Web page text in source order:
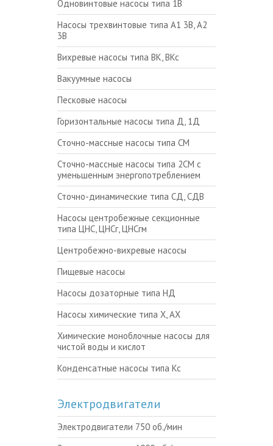
Одновинтовые насосы типа 1В
Насосы трехвинтовые типа А1 3В, А2
3В
Вихревые насосы типа ВК, ВКс
Вакуумные насосы
Песковые насосы
Горизонтальные насосы типа Д, 1Д
Сточно-массные насосы типа СМ
Сточно-массные насосы типа 2СМ с
уменьшенным энергопотреблением
Сточно-динамические типа СД, СДВ
Насосы центробежные секционные
типа ЦНС, ЦНСг, ЦНСгм
Центробежно-вихревые насосы
Пищевые насосы
Насосы дозаторные типа НД
Насосы химические типа Х, АХ
Химические моноблочные насосы для
чистой воды и кислот
Конденсатные насосы типа Кс
Электродвигатели
Электродвигатели 750 об./мин